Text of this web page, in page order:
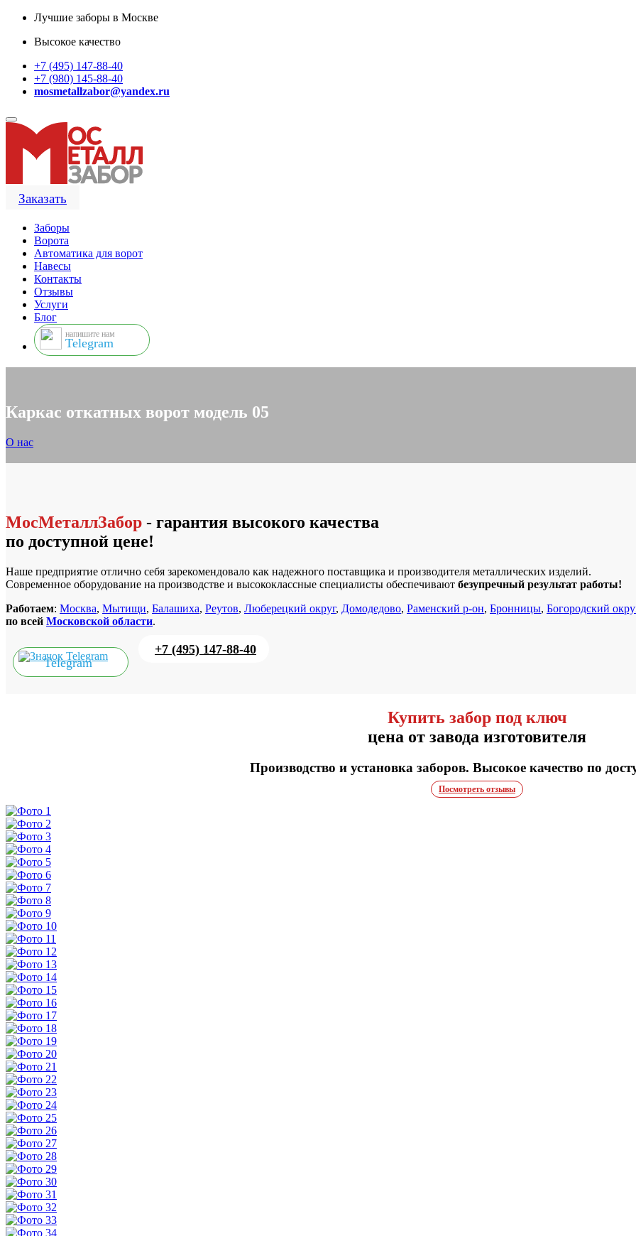
Лучшие заборы в Москве
Высокое качество
+7 (495) 147-88-40
+7 (980) 145-88-40
mosmetallzabor@yandex.ru
Заказать
Заборы
Ворота
Автоматика для ворот
Навесы
Контакты
Отзывы
Услуги
Блог
напишите нам
Telegram
Каркас откатных ворот модель 05
О нас
МосМеталлЗабор - гарантия высокого качества
по доступной цене!
Наше предприятие отлично себя зарекомендовало как надежного поставщика и производителя металлических изделий.
Современное оборудование на производстве и высококлассные специалисты обеспечивают безупречный результат работы!
Работаем: Москва, Мытищи, Балашиха, Реутов, Люберецкий округ, Домодедово, Раменский р-он, Бронницы, Богородский
по всей Московской области.
Telegram
+7 (495) 147-88-40
Купить забор под ключ
цена от завода изготовителя
Производство и установка заборов. Высокое качество по
Посмотреть отзывы